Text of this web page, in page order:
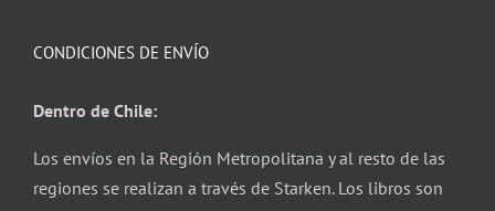
CONDICIONES DE ENVÍO
Dentro de Chile:
Los envíos en la Región Metropolitana y al resto de las
regiones se realizan a través de Starken. Los libros son